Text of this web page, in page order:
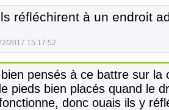
réfléchirent à un endroit
2017 15:17:52
pensés à ce battre sur
pieds bien placés quand le
donc ouais ils y